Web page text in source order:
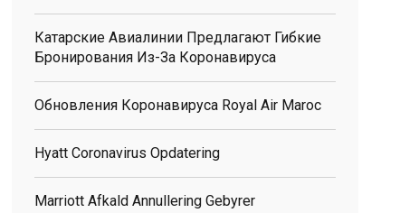
Катарские Авиалинии Предлагают Гибкие
Бронирования Из-За Коронавируса
Обновления Коронавируса Royal Air Maroc
Hyatt Coronavirus Opdatering
Marriott Afkald Annullering Gebyrer